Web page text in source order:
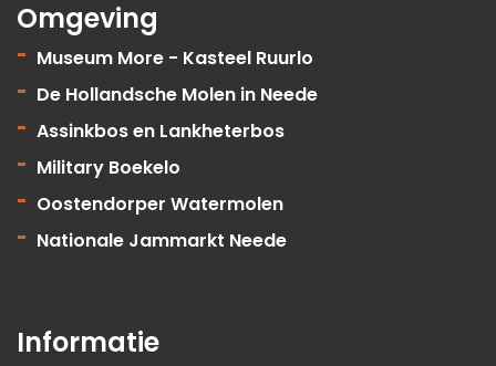
Omgeving
Museum More - Kasteel Ruurlo
De Hollandsche Molen in Neede
Assinkbos en Lankheterbos
Military Boekelo
Oostendorper Watermolen
Nationale Jammarkt Neede
Informatie